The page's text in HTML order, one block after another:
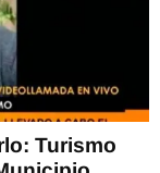
Turismo